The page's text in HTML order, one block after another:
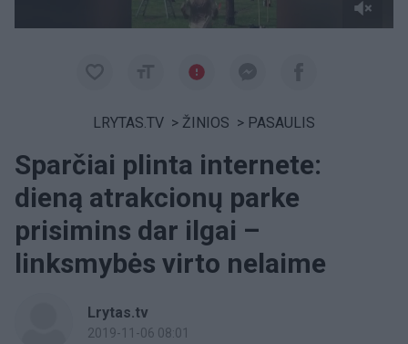
LRYTAS.TV > ŽINIOS > PASAULIS
Sparčiai plinta internete:
dieną atrakcionų parke
prisimins dar ilgai –
linksmybės virto nelaime
Lrytas.tv
2019-11-06 08:01